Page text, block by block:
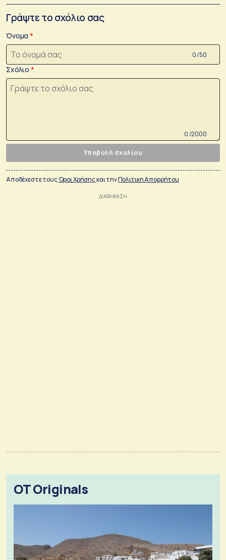
Γράψτε το σχόλιο σας
Όνομα
0 /50
Σχόλιο
0 /2000
Υποβολή σχολίου
Αποδέχεστε τουςΌροι Χρήσηςκαι τηνΠολιτικη Απορρήτου
OT Originals